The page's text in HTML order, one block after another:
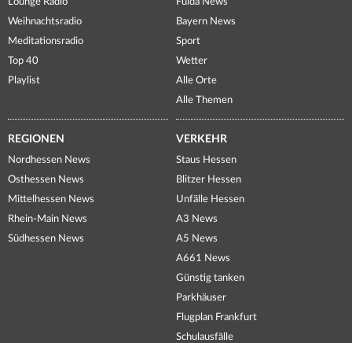
Weihnachtsradio
Meditationsradio
Top 40
Playlist
Bayern News
Sport
Wetter
Alle Orte
Alle Themen
REGIONEN
Nordhessen News
Osthessen News
Mittelhessen News
Rhein-Main News
Südhessen News
VERKEHR
Staus Hessen
Blitzer Hessen
Unfälle Hessen
A3 News
A5 News
A661 News
Günstig tanken
Parkhäuser
Flugplan Frankfurt
Schulausfälle